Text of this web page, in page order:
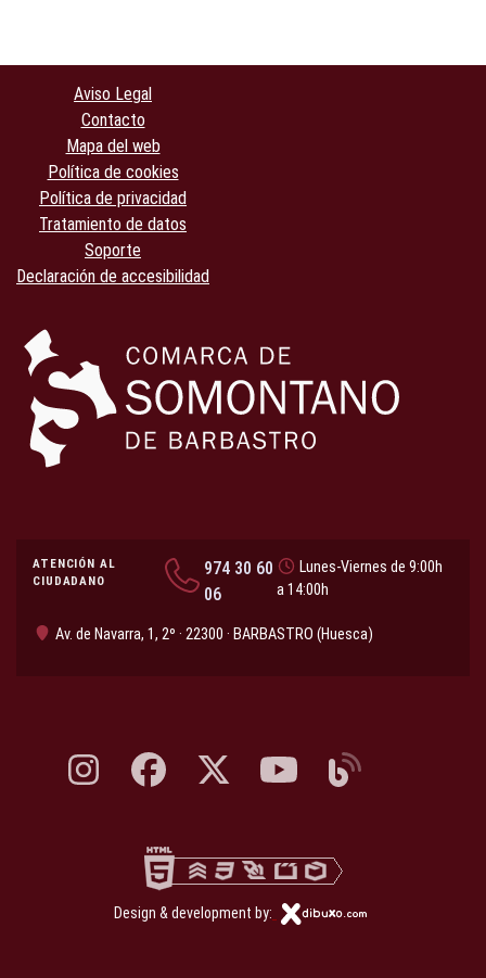
Aviso Legal
Contacto
Mapa del web
Política de cookies
Política de privacidad
Tratamiento de datos
Soporte
Declaración de accesibilidad
ATENCIÓN AL
CIUDADANO
974 30 60
06
Lunes-Viernes de 9:00h
a 14:00h
Av. de Navarra, 1, 2º · 22300 · BARBASTRO (Huesca)
Instagram, abre en nueva pestaña
Facebook, abre en nueva pestaña
X, antes Twitter, abre en nueva pestaña
YouTube, abre en nueva
Blog, abre en nueva
Design & development by: